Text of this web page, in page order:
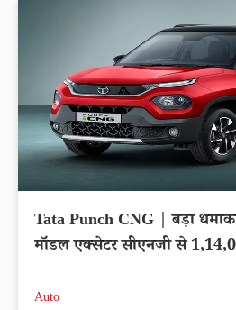
Tata Punch CNG | बड़ा
मॉडल एक्सेटर सीएनजी से
Auto